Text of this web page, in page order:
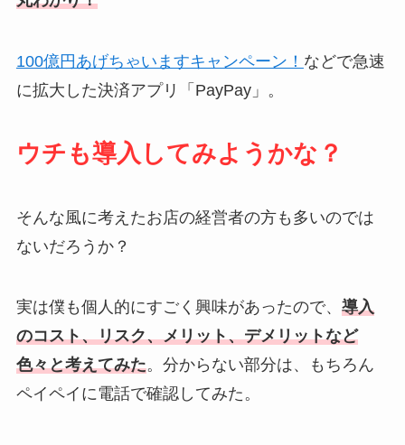
100億円あげちゃいますキャンペーン！ などで急速
に拡大した決済アプリ「PayPay」。
ウチも導入してみようかな？
そんな風に考えたお店の経営者の方も多いのでは
ないだろうか？
実は僕も個人的にすごく興味があったので、 導入
のコスト、リスク、メリット、デメリットなど
色々と考えてみた。分からない部分は、もちろん
ペイペイに電話で確認してみた。